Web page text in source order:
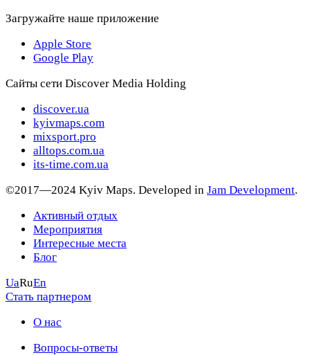
Загружайте наше приложение
Apple Store
Google Play
Сайты сети Discover Media Holding
discover.ua
kyivmaps.com
mixsport.pro
alltops.com.ua
its-time.com.ua
©2017—2024 Kyiv Maps. Developed in Jam Development.
Активный отдых
Мероприятия
Интересные места
Блог
UaRuEn
Стать партнером
О нас
Вопросы-ответы